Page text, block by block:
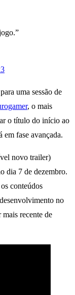
uma sessão de
, o mais
o título do início ao
fase avançada.
novo trailer)
dia 7 de dezembro.
conteúdos
no
recente de